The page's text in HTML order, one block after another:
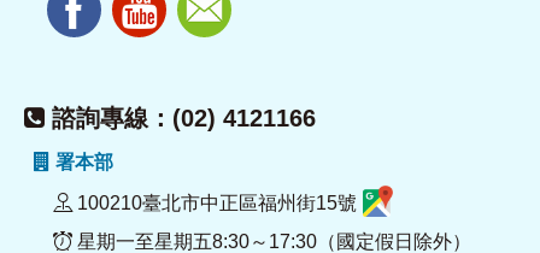
諮詢專線：(02) 4121166
署本部
100210臺北市中正區福州街15號
星期一至星期五8:30～17:30（國定假日除外）